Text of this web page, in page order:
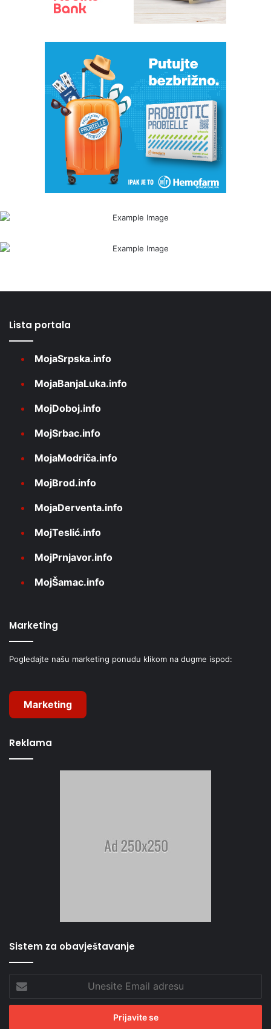
Lista portala
MojaSrpska.info
MojaBanjaLuka.info
MojDoboj.info
MojSrbac.info
MojaModriča.info
MojBrod.info
MojaDerventa.info
MojTeslić.info
MojPrnjavor.info
MojŠamac.info
Marketing
Pogledajte našu marketing ponudu klikom na dugme ispod:
Marketing
Reklama
Sistem za obavještavanje
Unesite
Email
adresu